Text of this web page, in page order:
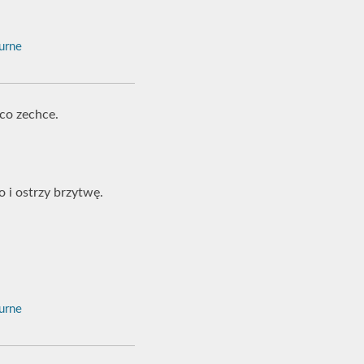
zechce.
i ostrzy brzytwę.